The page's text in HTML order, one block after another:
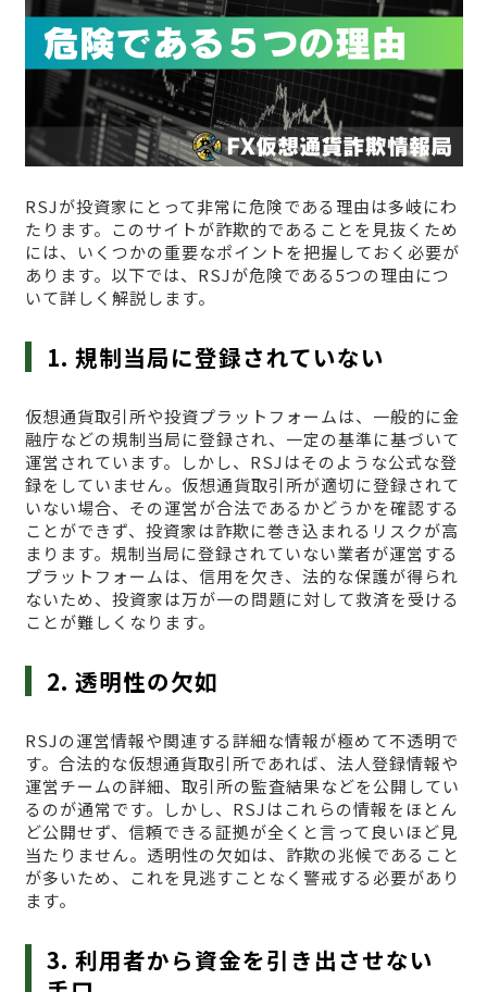
RSJが投資家にとって非常に危険である理由は多岐にわ
たります。このサイトが詐欺的であることを見抜くため
には、いくつかの重要なポイントを把握しておく必要が
あります。以下では、RSJが危険である5つの理由につ
いて詳しく解説します。
1. 規制当局に登録されていない
仮想通貨取引所や投資プラットフォームは、一般的に金
融庁などの規制当局に登録され、一定の基準に基づいて
運営されています。しかし、RSJはそのような公式な登
録をしていません。仮想通貨取引所が適切に登録されて
いない場合、その運営が合法であるかどうかを確認する
ことができず、投資家は詐欺に巻き込まれるリスクが高
まります。規制当局に登録されていない業者が運営する
プラットフォームは、信用を欠き、法的な保護が得られ
ないため、投資家は万が一の問題に対して救済を受ける
ことが難しくなります。
2. 透明性の欠如
RSJの運営情報や関連する詳細な情報が極めて不透明で
す。合法的な仮想通貨取引所であれば、法人登録情報や
運営チームの詳細、取引所の監査結果などを公開してい
るのが通常です。しかし、RSJはこれらの情報をほとん
ど公開せず、信頼できる証拠が全くと言って良いほど見
当たりません。透明性の欠如は、詐欺の兆候であること
が多いため、これを見逃すことなく警戒する必要があり
ます。
3. 利用者から資金を引き出させない